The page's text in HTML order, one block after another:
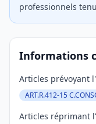
professionnels
Informations
Articles prévoyant
ART.R.412-15
Articles réprimant